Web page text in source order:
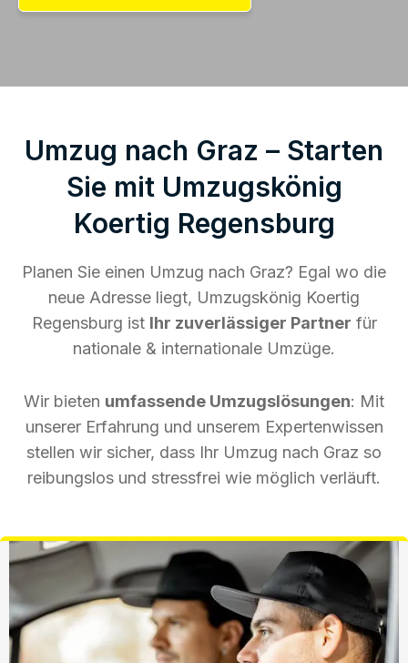
Umzug nach Graz – Starten
Sie mit Umzugskönig
Koertig Regensburg
Planen Sie einen Umzug nach Graz? Egal wo die
neue Adresse liegt, Umzugskönig Koertig
Regensburg ist Ihr zuverlässiger Partner für
nationale & internationale Umzüge.
Wir bieten umfassende Umzugslösungen: Mit
unserer Erfahrung und unserem Expertenwissen
stellen wir sicher, dass Ihr Umzug nach Graz so
reibungslos und stressfrei wie möglich verläuft.